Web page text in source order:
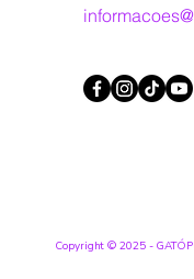
Copyright © 2025 -